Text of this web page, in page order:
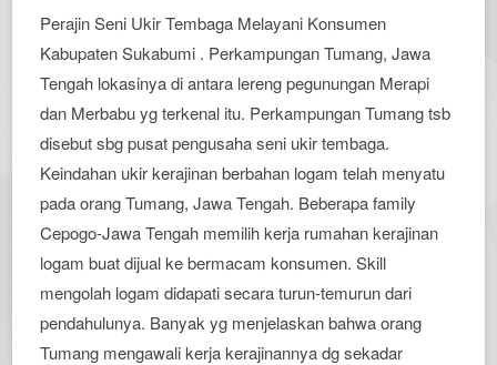
Perajin Seni Ukir Tembaga Melayani Konsumen
Kabupaten Sukabumi . Perkampungan Tumang, Jawa
Tengah lokasinya di antara lereng pegunungan Merapi
dan Merbabu yg terkenal itu. Perkampungan Tumang tsb
disebut sbg pusat pengusaha seni ukir tembaga.
Keindahan ukir kerajinan berbahan logam telah menyatu
pada orang Tumang, Jawa Tengah. Beberapa family
Cepogo-Jawa Tengah memilih kerja rumahan kerajinan
logam buat dijual ke bermacam konsumen. Skill
mengolah logam didapati secara turun-temurun dari
pendahulunya. Banyak yg menjelaskan bahwa orang
Tumang mengawali kerja kerajinannya dg sekadar